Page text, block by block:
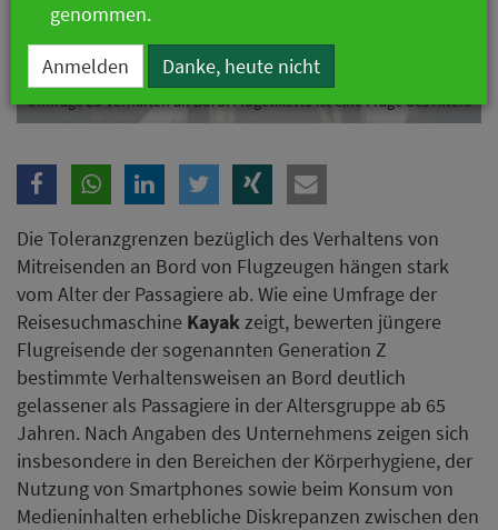
Umfrage zu Verhalten an Bord: Flugetikette ist eine Frage des Alters
Die Toleranzgrenzen bezüglich des Verhaltens von
Mitreisenden an Bord von Flugzeugen hängen stark
vom Alter der Passagiere ab. Wie eine Umfrage der
Reisesuchmaschine Kayakzeigt, bewerten jüngere
Flugreisende der sogenannten Generation Z
bestimmte Verhaltensweisen an Bord deutlich
gelassener als Passagiere in der Altersgruppe ab 65
Jahren. Nach Angaben des Unternehmens zeigen sich
insbesondere in den Bereichen der Körperhygiene, der
Nutzung von Smartphones sowie beim Konsum von
Medieninhalten erhebliche Diskrepanzen zwischen den
genommen.
Anmelden Danke, heute nicht